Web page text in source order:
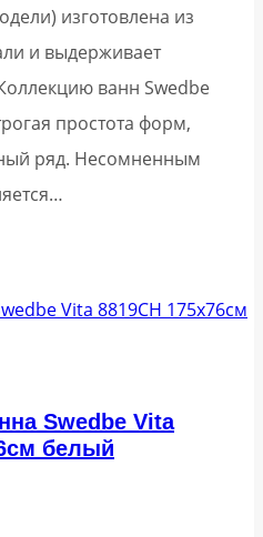
изготовлена из
и выдерживает
ванн Swedbe
простота форм,
ряд. Несомненным
Swedbe Vita
белый